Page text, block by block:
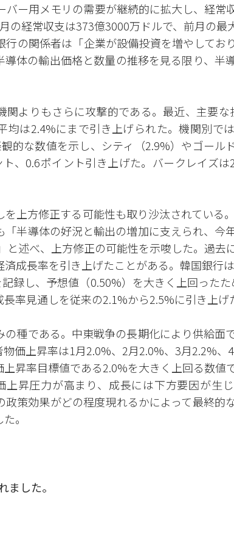
バー用メモリの需要が継続的に拡大し、経常
の経常収支は373億3000万ドルで、前月の最
行の関係者は「企業が設備投資を増やしてお
体の輸出価格と数量の推移を見る限り、半
関よりもさらに攻撃的である。最近、主要
均は2.4%にまで引き上げられた。機関別で
的な数値を示し、シティ（2.9%）やゴール
ト、0.6ポイント引き上げた。バークレイズ
上方修正する可能性も取り沙汰されている
「半導体の好況と輸出の増加に支えられ、今
と述べ、上方修正の可能性を示唆した。過去
成長率を引き上げたことがある。韓国銀行
録し、予想値（0.50%）を大きく上回った
率見通しを従来の2.1%から2.5%に引き上げ
種である。中東戦争の長期化により供給面
価上昇率は1月2.0%、2月2.0%、3月2.2%、
昇率目標値である2.0%を大きく上回る数値
昇圧力が高まり、成長には下方要因が生じ
政策効果がどの程度現れるかによって最終的
。
ました。